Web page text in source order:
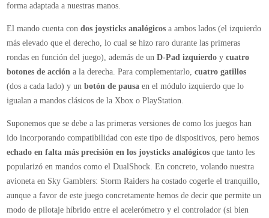
(dos a cada lado) y unbotón de pausa
Suponemos que se debe a las primeras versiones de como los juegos han
ido incorporando compatibilidad con este tipo de dispositivos, pero hemos
echado en falta más precisión en los joysticks analógicosque tanto les
popularizó en mandos como el DualShock. En concreto, volando nuestra
avioneta en Sky Gamblers: Storm Raiders ha costado cogerle el tranquillo,
modo de pilotaje híbrido entre el acelerómetro y el controlador (si bien
algo lioso, permite contar con un poco de precisión para giros leves). Y
probablemente podríamos haber matado algún zombie más en Dead
Walking 2 si hubiésemos tenido mayor precisión a la hora de girar la
mirada y apuntar con el arma.
Por otra parte,hemos notado la ausencia de vibraciónen el mando;